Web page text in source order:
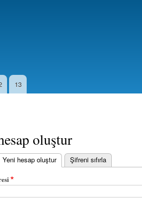
13
oluştur
Yeni hesap oluştur(etkin sekme)
Şifreni sıfırla